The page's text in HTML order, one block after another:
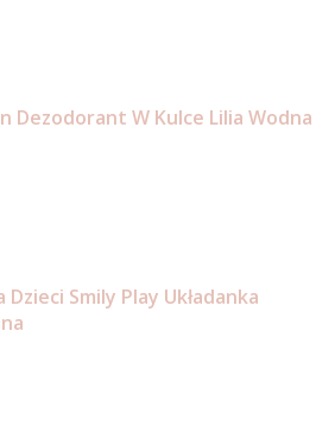
Dezodorant W Kulce Lilia Wodna
Dzieci Smily Play Układanka